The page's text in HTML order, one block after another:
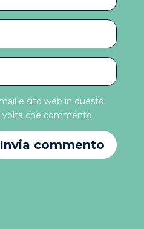
e sito web in questo
volta che commento.
Invia commento